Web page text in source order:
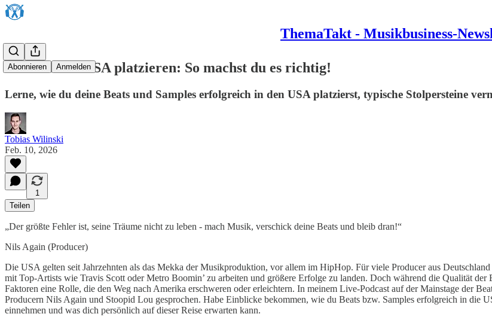
ThemaTakt - Musikbusiness-
Abonnieren Anmelden
Beats in den USA platzieren: So machst du es richtig!
Lerne, wie du deine Beats und Samples erfolgreich in den USA platzierst, typische Stolpersteine
Tobias Wilinski
Feb. 10, 2026
1
Teilen
„Der größte Fehler ist, seine Träume nicht zu leben - mach Musik, verschick deine Beats und bleib dran!“
Nils Again (Producer)
Die USA gelten seit Jahrzehnten als das Mekka der Musikproduktion, vor allem im HipHop. Für viele Producer aus
mit Top-Artists wie Travis Scott oder Metro Boomin’ zu arbeiten und größere Erfolge zu landen. Doch während die Qualität der
Faktoren eine Rolle, die den Weg nach Amerika erschweren oder erleichtern. In meinem Live-Podcast auf der Mainstage der
Producern Nils Again und Stoopid Lou gesprochen. Habe Einblicke bekommen, wie du Beats bzw. Samples erfolgreich in die
einnehmen und was dich persönlich auf dieser Reise erwarten kann.